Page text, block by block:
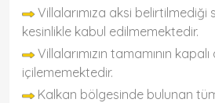
Villalarımıza aksi
kesinlikle kabul edilmemektedir.
Villalarımızın tamamının
içilememektedir.
Kalkan bölgesinde bulunan